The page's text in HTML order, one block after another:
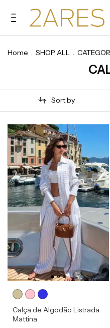
Home . SHOP ALL .
Sort by
Calça de Algodão Listrada
Mattina